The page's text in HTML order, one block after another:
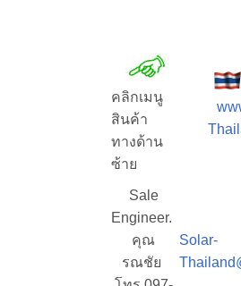
คลิกเมนู
สินค้า
ทางด้าน
ซ้าย
Sale
Engineer.
คุณ
รณชัย
Solar-